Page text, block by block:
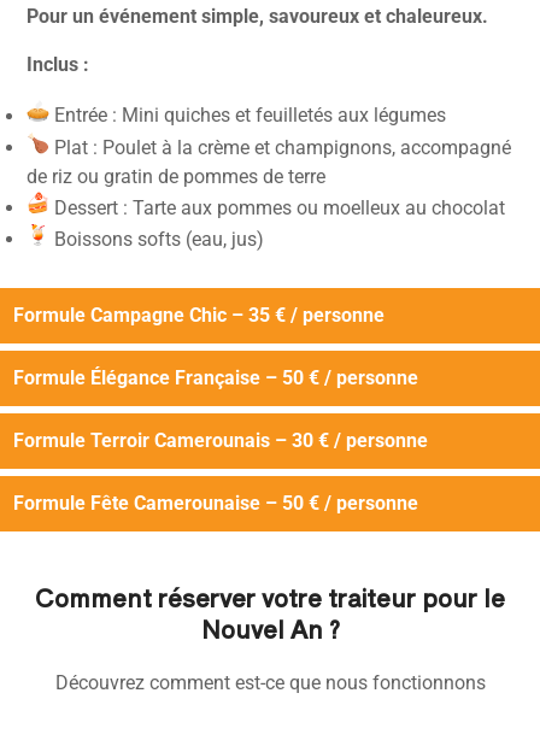
Pour un événement simple, savoureux et chaleureux.
Inclus :
Entrée : Mini quiches et feuilletés aux légumes
Plat : Poulet à la crème et champignons, accompagné
de riz ou gratin de pommes de terre
Dessert : Tarte aux pommes ou moelleux au chocolat
Boissons softs (eau, jus)
Formule Campagne Chic – 35 € / personne
Formule Élégance Française – 50 € / personne
Formule Terroir Camerounais – 30 € / personne
Formule Fête Camerounaise – 50 € / personne
Comment réserver votre traiteur pour le
Nouvel An ?
Découvrez comment est-ce que nous fonctionnons